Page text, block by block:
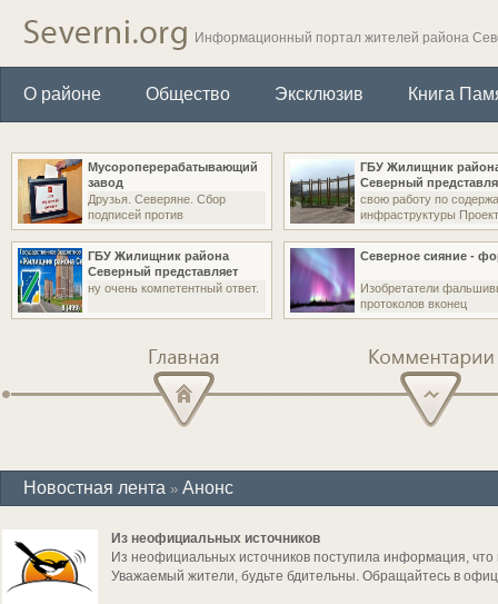
Информационный портал жителей района
О районе Общество Эксклюзив Книга
Мусороперерабатывающий
завод
Друзья. Северяне. Сбор
подписей против
строительства
ГБУ Жилищник
Северный
свою работу по
инфраструктуры
ГБУ Жилищник района
Северный представляет
ну очень компетентный ответ.
Северное сияние -
Изобретатели
протоколов вконец
заврались...
Новостная лента » Анонс
Из неофициальных источников
Из неофициальных источников поступила информация,
Уважаемый жители, будьте бдительны. Обращайтесь в